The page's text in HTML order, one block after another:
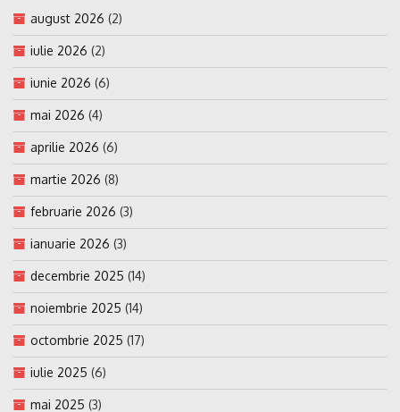
august 2026 (2)
iulie 2026 (2)
iunie 2026 (6)
mai 2026 (4)
aprilie 2026 (6)
martie 2026 (8)
februarie 2026 (3)
ianuarie 2026 (3)
decembrie 2025 (14)
noiembrie 2025 (14)
octombrie 2025 (17)
iulie 2025 (6)
mai 2025 (3)